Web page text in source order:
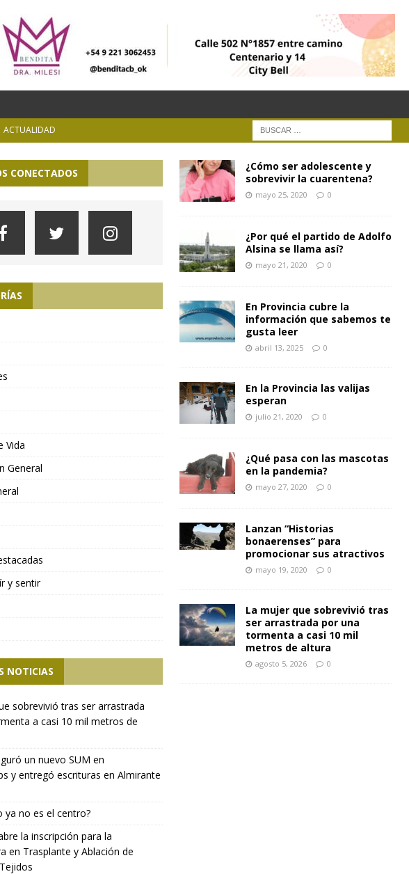
ACTUALIDAD
INTERÉS
CONECTADOS
Vida
General
y sentir
NOTICIAS
sobrevivió tras ser arrastrada
a casi 10 mil metros de
un nuevo SUM en
y entregó escrituras en Almirante
ya no es el centro?
la inscripción para la
en Trasplante y Ablación de
¿Cómo ser adolescente y
sobrevivir la cuarentena?
mayo 25, 2020 0
¿Por qué el partido de Adolfo
Alsina se llama así?
mayo 21, 2020 0
En Provincia cubre la
información que sabemos te
gusta leer
abril 13, 2025 0
En la Provincia las valijas
esperan
julio 21, 2020 0
¿Qué pasa con las mascotas
en la pandemia?
mayo 27, 2020 0
Lanzan “Historias
bonaerenses” para
promocionar sus atractivos
mayo 19, 2020 0
La mujer que sobrevivió tras
ser arrastrada por una
tormenta a casi 10 mil
metros de altura
agosto 5, 2026 0